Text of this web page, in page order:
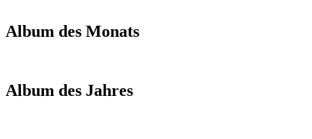
Album des Monats
Album des Jahres